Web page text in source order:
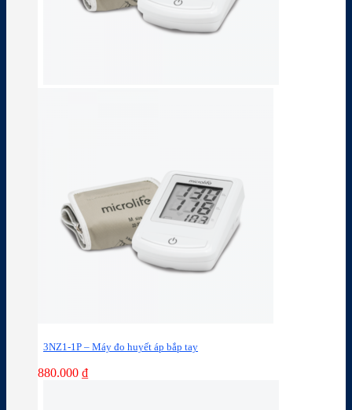
3NZ1-1P – Máy đo huyết áp bắp tay
880.000 ₫